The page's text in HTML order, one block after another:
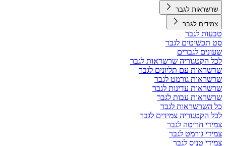
שרשראות לגבר
צמידים לגבר
טבעות לגבר
סט תכשיטים לגבר
שעונים לגברים
לכל הקטגוריה שרשראות לגבר
שרשראות עם תליונים לגבר
שרשראות גורמט לגבר
שרשראות עדינות לגבר
שרשראות עבות לגבר
כל השרשראות לגבר
לכל הקטגוריה צמידים לגבר
צמידי חריטה לגבר
צמידי גורמט לגבר
צמידי טניס לגבר